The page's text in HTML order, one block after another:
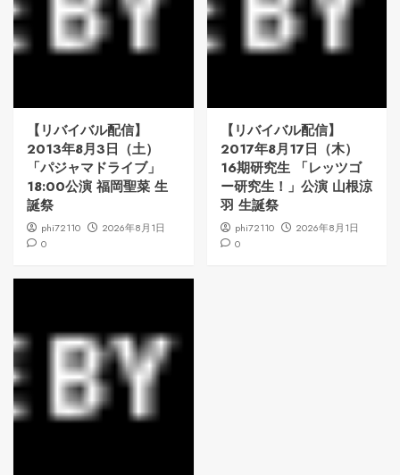
【リバイバル配信】
2013年8月3日（土）
「パジャマドライブ」
18:00公演 福岡聖菜 生
誕祭
phi72110
2026年8月1日
0
【リバイバル配信】
2017年8月17日（木）
16期研究生 「レッツゴ
ー研究生！」公演 山根涼
羽 生誕祭
phi72110
2026年8月1日
0